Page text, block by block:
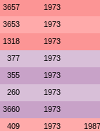
3657 1973
3653 1973
1318 1973
377 1973
355 1973
260 1973
3660 1973
409 1973 1987